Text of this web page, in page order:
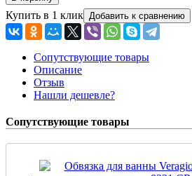
Купить в 1 клик
Сопутствующие товары
Описание
Отзыв
Нашли дешевле?
Сопутствующие товары